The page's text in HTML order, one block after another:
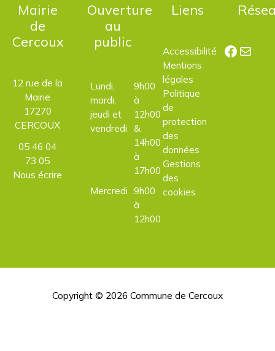
Mairie
de
Cercoux
12 rue de la
Mairie
17270
CERCOUX
05 46 04
73 05
Nous écrire
Ouverture
au
public
Lundi,
mardi,
jeudi et
vendredi
9h00
à
12h00
&
14h00
à
17h00
Mercredi 9h00
à
12h00
Liens
Accessibilité
Mentions
légales
Politique
de
protection
des
données
Gestions
des
cookies
E-mail
Copyright © 2026 Commune de Cercoux